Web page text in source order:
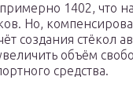
примерно 1402, что
Но,
создания
объём
средства.